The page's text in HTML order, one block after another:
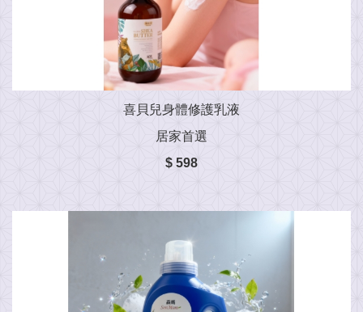
喜貝兒身體修護乳液
居家首選
$ 598